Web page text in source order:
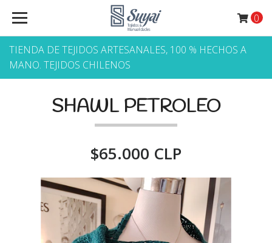
TIENDA DE TEJIDOS ARTESANALES, 100 % HECHOS A
MANO. TEJIDOS CHILENOS
0
SHAWL PETROLEO
$65.000 CLP